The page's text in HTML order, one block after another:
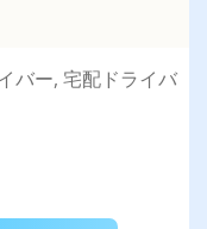
バー, 宅配ドライバ